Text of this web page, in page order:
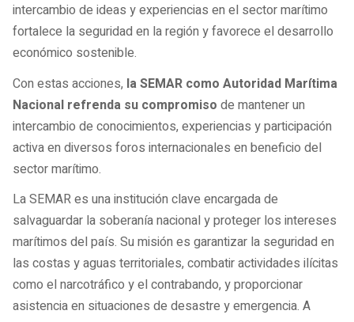
intercambio de ideas y experiencias en el sector marítimo
fortalece la seguridad en la región y favorece el desarrollo
económico sostenible.
Con estas acciones, la SEMAR como Autoridad Marítima
Nacional refrenda su compromiso de mantener un
intercambio de conocimientos, experiencias y participación
activa en diversos foros internacionales en beneficio del
sector marítimo.
La SEMAR es una institución clave encargada de
salvaguardar la soberanía nacional y proteger los intereses
marítimos del país. Su misión es garantizar la seguridad en
las costas y aguas territoriales, combatir actividades ilícitas
como el narcotráfico y el contrabando, y proporcionar
asistencia en situaciones de desastre y emergencia. A